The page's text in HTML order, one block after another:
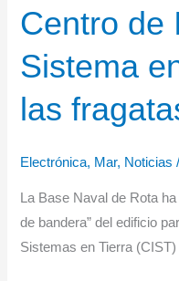
Centro de
Sistema
las
Electrónica, Mar, Noticias
La Base Naval de Rota
de bandera” del edificio
Sistemas en Tierra